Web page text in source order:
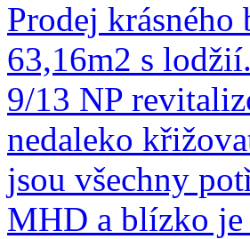
Prodej
63,16m2 s
9/13 NP
nedaleko
jsou všechny
MHD a blízko je